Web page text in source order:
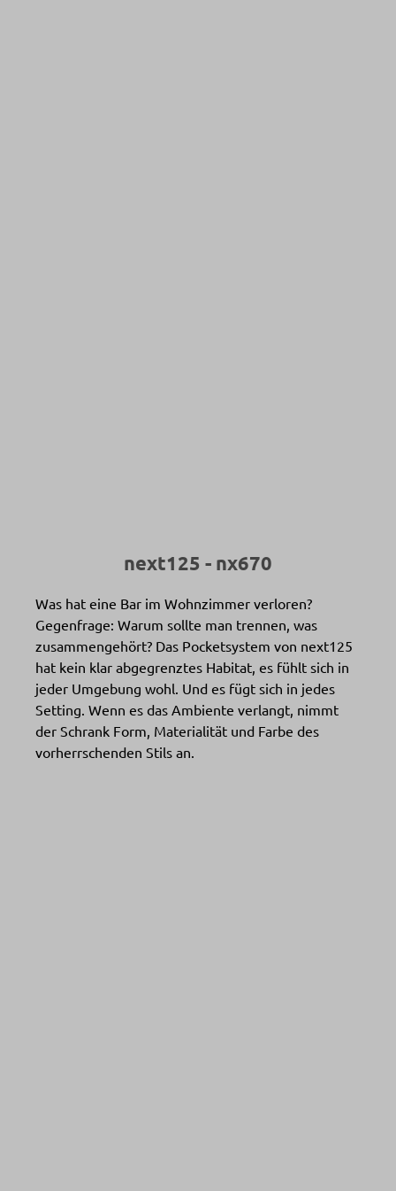
next125 - nx670
Was hat eine Bar im Wohnzimmer verloren?
Gegenfrage: Warum sollte man trennen, was
zusammengehört? Das Pocketsystem von next125
hat kein klar abgegrenztes Habitat, es fühlt sich in
jeder Umgebung wohl. Und es fügt sich in jedes
Setting. Wenn es das Ambiente verlangt, nimmt
der Schrank Form, Materialität und Farbe des
vorherrschenden Stils an.